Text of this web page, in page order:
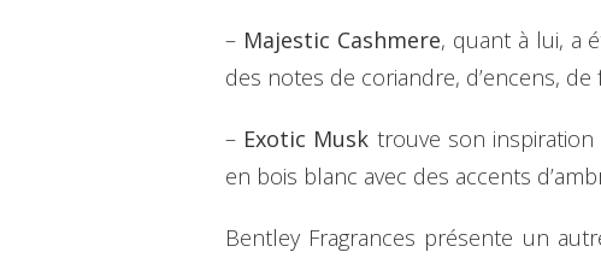
– Majestic Cashmere, quant à lui, a
des notes de coriandre, d’encens,
– Exotic Musk trouve son inspiration
en bois blanc avec des accents
Bentley Fragrances présente un